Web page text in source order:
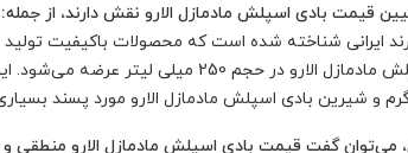
قیمت بادی اسپلش مادمازل الارو نقش دارند، از جمله:
برند ایرانی شناخته شده است که محصولات باکیفیت
عرضه می‌شود. این حجم نسبت به سایر بادی اسپلش‌ها در سطح متوسط قرار دارد.
و شیرین بادی اسپلش مادمازل الارو مورد پسند
می‌توان گفت قیمت بادی اسپلش مادمازل الارو